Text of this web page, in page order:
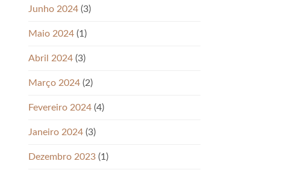
Junho 2024 (3)
Maio 2024 (1)
Abril 2024 (3)
Março 2024 (2)
Fevereiro 2024 (4)
Janeiro 2024 (3)
Dezembro 2023 (1)